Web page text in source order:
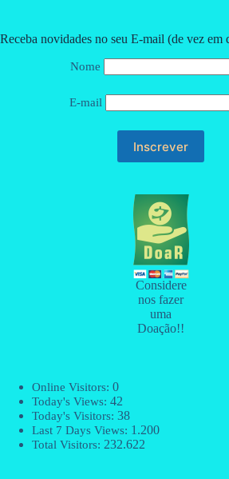
Receba novidades no seu E-mail (de vez em
Nome
E-mail
Considere
nos fazer
uma
Doação!!
Online Visitors: 0
Today's Views: 42
Today's Visitors: 38
Last 7 Days Views: 1.200
Total Visitors: 232.622